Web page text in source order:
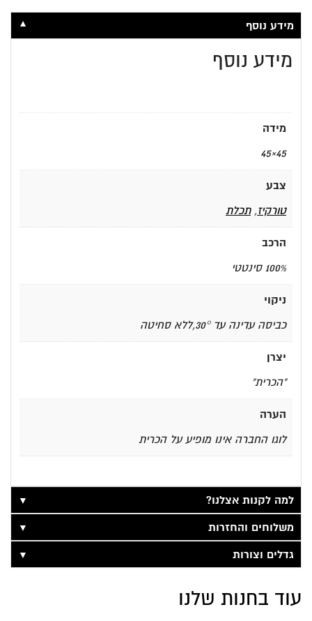
מידע נוסף ▼
מידע נוסף
מידה
45×45
צבע
טורקיז,תכלת
הרכב
100% סינטטי
ניקוי
כביסה עדינה עד 30°,ללא סחיטה
יצרן
"הכרית"
הערה
לוגו החברה אינו מופיע על הכרית
למה לקנות אצלנו?
▼
משלוחים והחזרות
▼
גדלים וצורות
▼
עוד בחנות שלנו